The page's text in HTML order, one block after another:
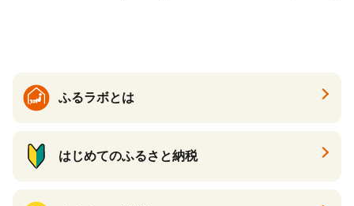
ふるラボとは
はじめてのふるさと納税